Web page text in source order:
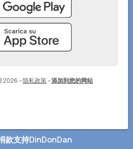
2026–隐私政策–添加到您的网站
款支持DinDonDan